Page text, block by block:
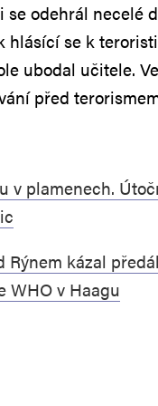
se odehrál necelé
hlásící se k
ubodal učitele.
před
v plamenech.
Rýnem kázal
WHO v Haagu